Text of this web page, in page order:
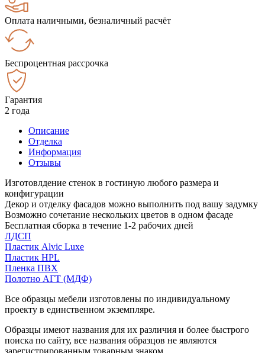
Оплата наличными, безналичный расчёт
Беспроцентная рассрочка
Гарантия
2 года
Описание
Отделка
Информация
Отзывы
Изготовлдение стенок в гостиную любого размера и
конфигурации
Декор и отделку фасадов можно выполнить под вашу задумку
Возможно сочетание нескольких цветов в одном фасаде
Бесплатная сборка в течение 1-2 рабочих дней
ЛДСП
Пластик Alvic Luxe
Пластик HPL
Пленка ПВХ
Полотно АГТ (МДФ)
Все образцы мебели изготовлены по индивидуальному
проекту в единственном экземпляре.
Образцы имеют названия для их различия и более быстрого
поиска по сайту, все названия образцов не являются
зарегистрированным товарным знаком.